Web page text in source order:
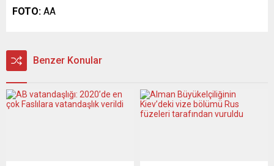
FOTO: AA
Benzer Konular